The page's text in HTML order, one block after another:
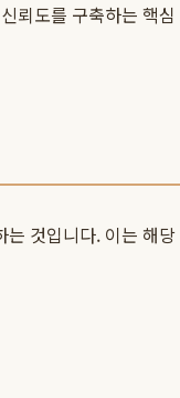
뢰도를 구축하는 핵
것입니다. 이는 해